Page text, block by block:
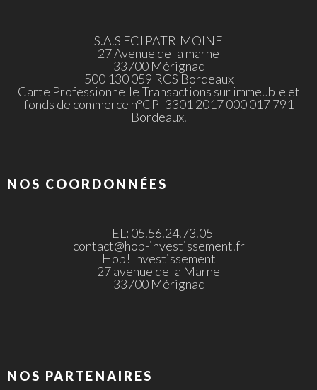
S.A.S FCI PATRIMOINE
27 Avenue de la marne
33700 Mérignac
500 130 059 RCS Bordeaux
Carte Professionnelle Transactions sur immeuble et
fonds de commerce n°CPI 3301 2017 000 017 791
Bordeaux.
NOS COORDONNÉES
TEL: 05.56.24.73.05
contact@hop-investissement.fr
Hop! Investissement
27 avenue de la Marne
33700 Mérignac
NOS PARTENAIRES